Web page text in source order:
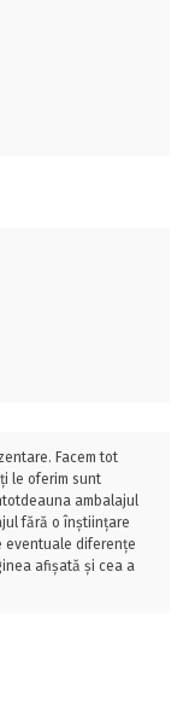
Facem tot
le oferim sunt
ambalajul
fără o înștiințare
eventuale diferențe
afișată și cea a